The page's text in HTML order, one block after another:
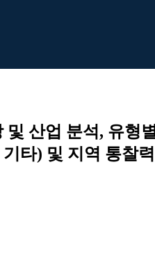
산업 분석, 유
타) 및 지역 통찰